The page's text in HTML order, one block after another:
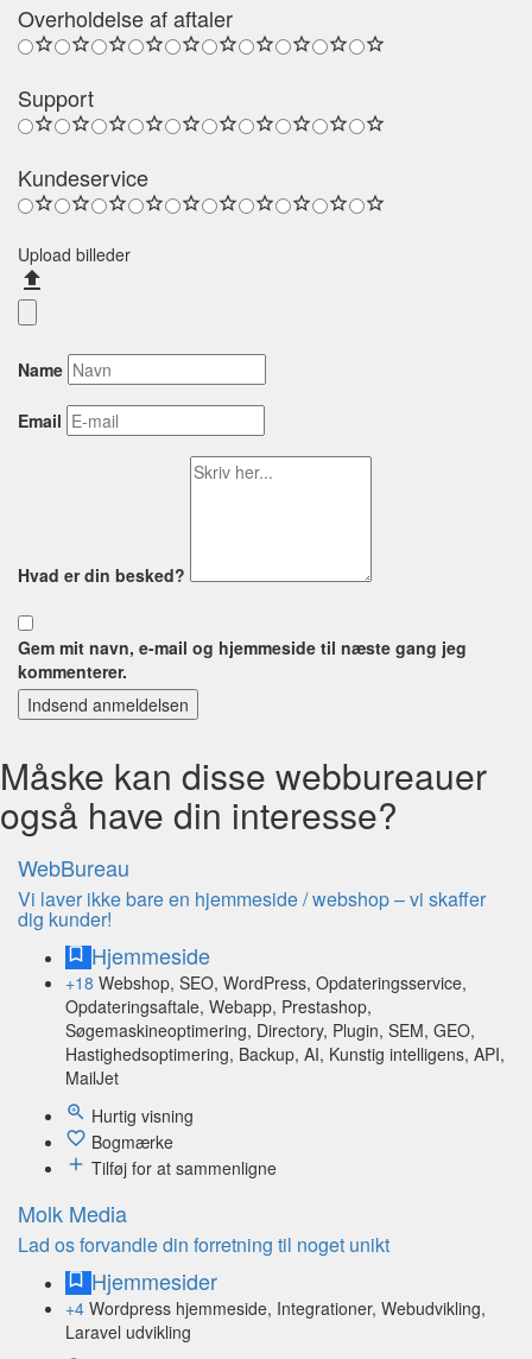
Overholdelse af aftaler
Support
Kundeservice
Upload billeder
Name
Email
Hvad er din besked?
Gem mit navn, e-mail og hjemmeside til næste gang jeg
kommenterer.
Indsend anmeldelsen
Måske kan disse webbureauer
også have din interesse?
WebBureau
Vi laver ikke bare en hjemmeside / webshop – vi skaffer
dig kunder!
Hjemmeside
+18 Webshop, SEO, WordPress, Opdateringsservice,
Opdateringsaftale, Webapp, Prestashop,
Søgemaskineoptimering, Directory, Plugin, SEM, GEO,
Hastighedsoptimering, Backup, AI, Kunstig intelligens, API,
MailJet
Hurtig visning
Bogmærke
Tilføj for at sammenligne
Molk Media
Lad os forvandle din forretning til noget unikt
Hjemmesider
+4 Wordpress hjemmeside, Integrationer, Webudvikling,
Laravel udvikling